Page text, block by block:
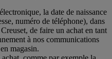
la date de naissance
numéro de téléphone), dans
de faire un achat en tant
à nos communications
magasin.